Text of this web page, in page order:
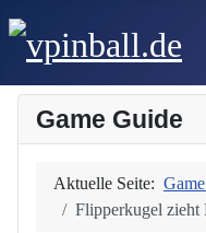
Game Guide
Aktuelle Seite:
Flipperkugel zieht